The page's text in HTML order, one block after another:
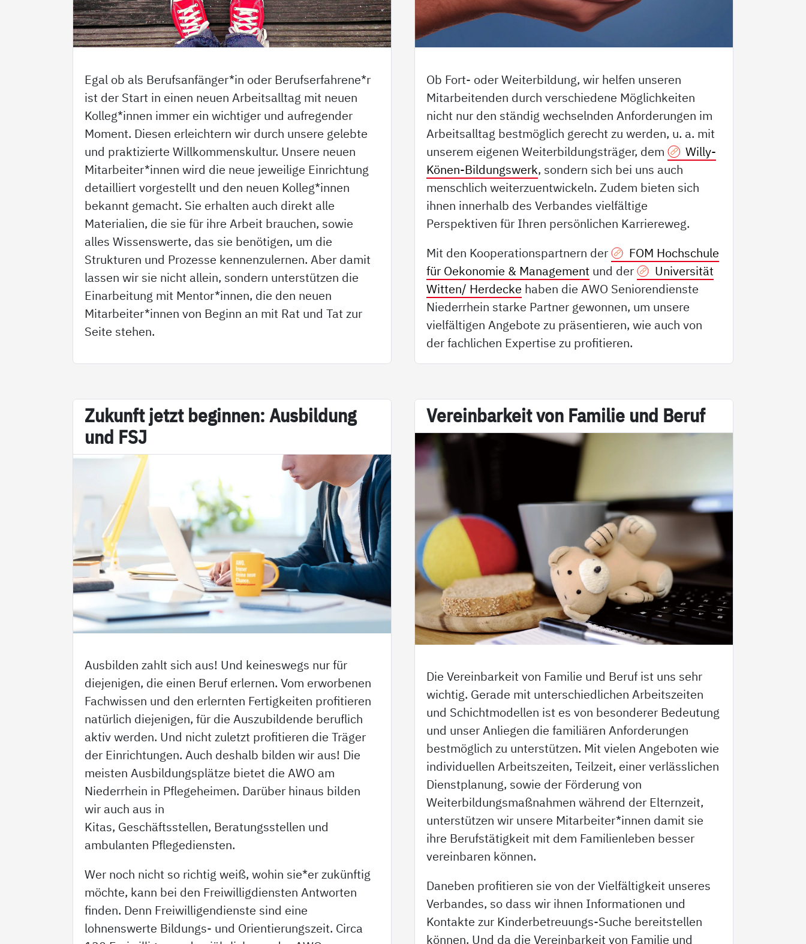
Egal ob als Berufsanfänger*in oder Berufserfahrene*r
ist der Start in einen neuen Arbeitsalltag mit neuen
Kolleg*innen immer ein wichtiger und aufregender
Moment. Diesen erleichtern wir durch unsere gelebte
und praktizierte Willkommenskultur. Unsere neuen
Mitarbeiter*innen wird die neue jeweilige Einrichtung
detailliert vorgestellt und den neuen Kolleg*innen
bekannt gemacht. Sie erhalten auch direkt alle
Materialien, die sie für ihre Arbeit brauchen, sowie
alles Wissenswerte, das sie benötigen, um die
Strukturen und Prozesse kennenzulernen. Aber damit
lassen wir sie nicht allein, sondern unterstützen die
Einarbeitung mit Mentor*innen, die den neuen
Mitarbeiter*innen von Beginn an mit Rat und Tat zur
Seite stehen.
Ob Fort- oder Weiterbildung, wir helfen unseren
Mitarbeitenden durch verschiedene Möglichkeiten
nicht nur den ständig wechselnden Anforderungen im
Arbeitsalltag bestmöglich gerecht zu werden, u. a. mit
unserem eigenen Weiterbildungsträger, dem
Willy-
Könen-Bildungswerk, sondern sich bei uns auch
menschlich weiterzuentwickeln. Zudem bieten sich
ihnen innerhalb des Verbandes vielfältige
Perspektiven für Ihren persönlichen Karriereweg.
Mit den Kooperationspartnern der
FOM Hochschule
für Oekonomie & Management und der
Universität
Witten/ Herdecke haben die AWO Seniorendienste
Niederrhein starke Partner gewonnen, um unsere
vielfältigen Angebote zu präsentieren, wie auch von
der fachlichen Expertise zu profitieren.
Zu­kunft jetzt be­gin­nen: Aus­bil­dung
und FSJ
Ausbilden zahlt sich aus! Und keineswegs nur für
diejenigen, die einen Beruf erlernen. Vom erworbenen
Fachwissen und den erlernten Fertigkeiten profitieren
natürlich diejenigen, für die Auszubildende beruflich
aktiv werden. Und nicht zuletzt profitieren die Träger
der Einrichtungen. Auch deshalb bilden wir aus! Die
meisten Ausbildungsplätze bietet die AWO am
Niederrhein in Pflegeheimen. Darüber hinaus bilden
wir auch aus in
Kitas, Geschäftsstellen, Beratungsstellen und
ambulanten Pflegediensten.
Wer noch nicht so richtig weiß, wohin sie*er zukünftig
möchte, kann bei den Freiwilligdiensten Antworten
finden. Denn Freiwilligendienste sind eine
lohnenswerte Bildungs- und Orientierungszeit. Circa
Ve­r­ein­bar­keit von Fa­mi­lie und Be­ruf
Die Vereinbarkeit von Familie und Beruf ist uns sehr
wichtig. Gerade mit unterschiedlichen Arbeitszeiten
und Schichtmodellen ist es von besonderer Bedeutung
und unser Anliegen die familiären Anforderungen
bestmöglich zu unterstützen. Mit vielen Angeboten wie
individuellen Arbeitszeiten, Teilzeit, einer verlässlichen
Dienstplanung, sowie der Förderung von
Weiterbildungsmaßnahmen während der Elternzeit,
unterstützen wir unsere Mitarbeiter*innen damit sie
ihre Berufstätigkeit mit dem Familienleben besser
vereinbaren können.
Daneben profitieren sie von der Vielfältigkeit unseres
Verbandes, so dass wir ihnen Informationen und
Kontakte zur Kinderbetreuungs-Suche bereitstellen
können. Und da die Vereinbarkeit von Familie und